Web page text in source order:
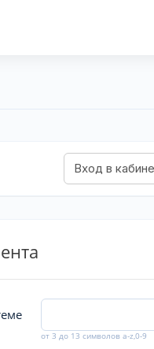
от 3 до 13 символов a-z,0-9